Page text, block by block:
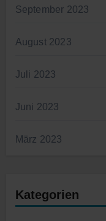
September 2023
August 2023
Juli 2023
Juni 2023
März 2023
Kategorien